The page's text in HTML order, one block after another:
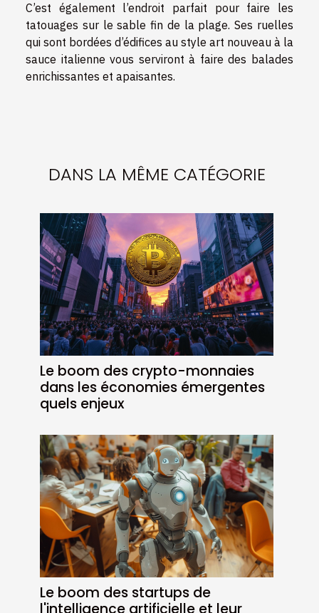
C’est également l’endroit parfait pour faire les
tatouages sur le sable fin de la plage. Ses ruelles
qui sont bordées d’édifices au style art nouveau à la
sauce italienne vous serviront à faire des balades
enrichissantes et apaisantes.
DANS LA MÊME CATÉGORIE
Le boom des crypto-monnaies
dans les économies émergentes
quels enjeux
Le boom des startups de